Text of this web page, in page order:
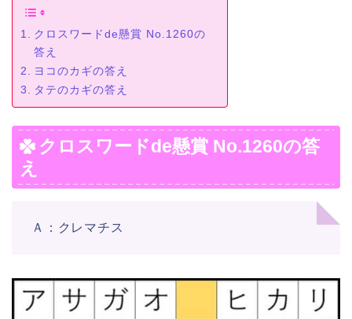
クロスワードde懸賞 No.1260の
答え
ヨコのカギの答え
タテのカギの答え
クロスワードde懸賞 No.1260の答
え
Ａ：クレマチス